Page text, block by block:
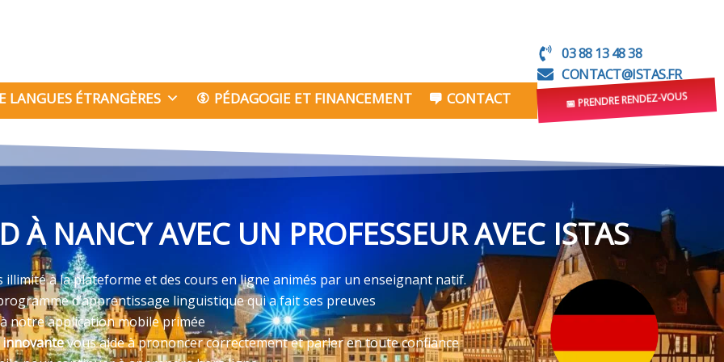
LANGUES ÉTRANGÈRES PÉDAGOGIE ET FINANCEMENT CONTACT
03 88 13 48 38
CONTACT@ISTAS.FR
📅 PRENDRE RENDEZ-VOUS
À NANCY AVEC UN PROFESSEUR AVEC ISTAS
illimité à la plateforme et des cours en ligne animés par un enseignant natif.
d’apprentissage linguistique qui a fait ses preuves
notre application mobile primée
innovantevous aide à prononcer correctement et parler en toute confiance